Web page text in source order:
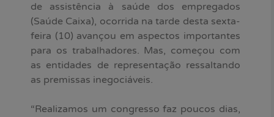
de assistência à saúde dos empregados
(Saúde Caixa), ocorrida na tarde desta sexta-
feira (10) avançou em aspectos importantes
para os trabalhadores. Mas, começou com
as entidades de representação ressaltando
as premissas inegociáveis.
“Realizamos um congresso faz poucos dias,